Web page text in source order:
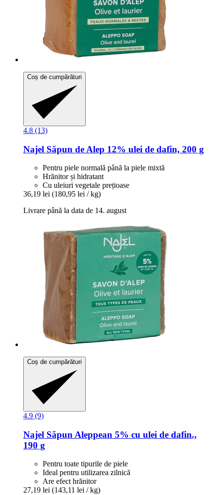
Coș de cumpărături
4.8 (13)
Najel Săpun de Alep 12% ulei de dafin, 200 g
Pentru piele normală până la piele mixtă
Hrănitor și hidratant
Cu uleiuri vegetale prețioase
36,19 lei (180,95 lei / kg)
Livrare până la data de 14. august
Coș de cumpărături
4.9 (9)
Najel Săpun Aleppean 5% cu ulei de dafin.,
190 g
Pentru toate tipurile de piele
Ideal pentru utilizarea zilnică
Are efect hrănitor
27,19 lei (143,11 lei / kg)